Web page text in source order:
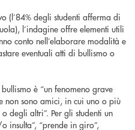
(l’84% degli studenti afferma di
l’indagine offre elementi utili
conto nell’elaborare modalità e
eventuali atti di bullismo o
è “un fenomeno grave
sono amici, in cui uno o più
degli altri”. Per gli studenti un
insulta”, “prende in giro”,